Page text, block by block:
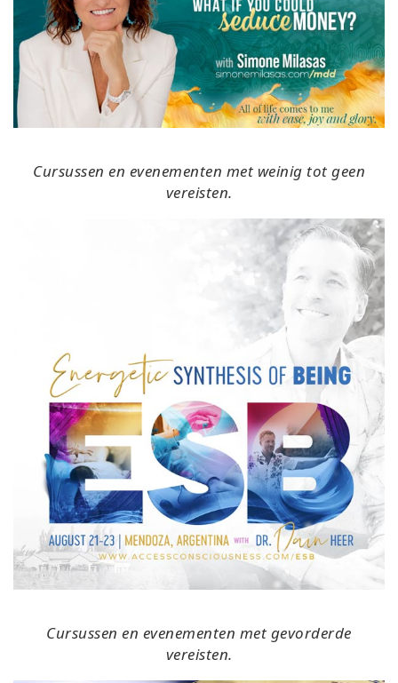
Cursussen en evenementen met weinig tot geen
vereisten.
Cursussen en evenementen met gevorderde
vereisten.